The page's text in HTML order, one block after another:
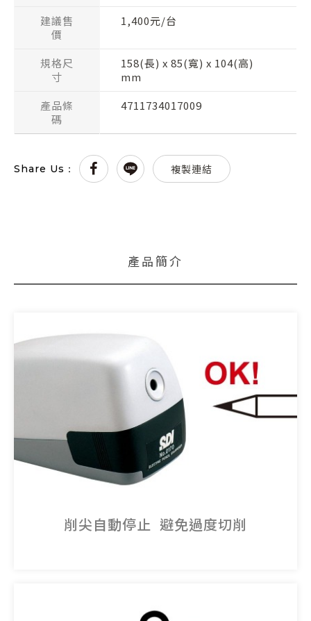
建議售
價
1,400元/台
規格尺
寸
158(長) x 85(寬) x 104(高)
mm
產品條
碼
4711734017009
Share Us： 複製連結
產品簡介
削尖自動停止 避免過度切削